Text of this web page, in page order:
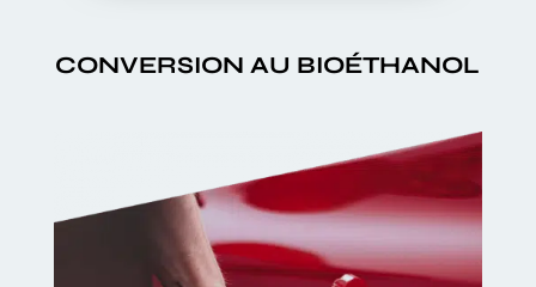
CONVERSION AU BIOÉTHANOL